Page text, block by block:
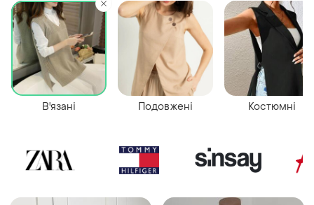
В'язані Подовжені Костюмні